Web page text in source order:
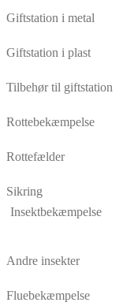
Giftstation i metal
Giftstation i plast
Tilbehør til giftstation
Rottebekæmpelse
Rottefælder
Sikring
Insektbekæmpelse
Andre insekter
Fluebekæmpelse